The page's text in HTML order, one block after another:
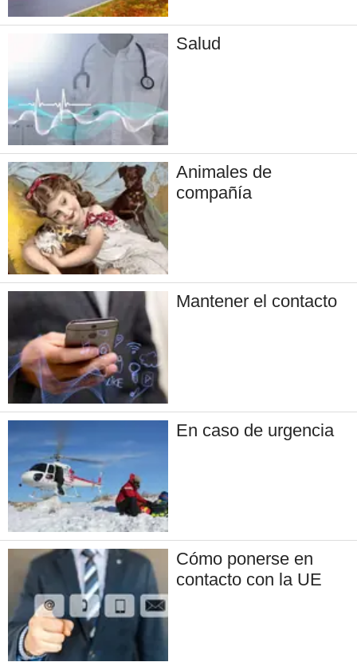
Salud
Animales de
compañía
Mantener el contacto
En caso de urgencia
Cómo ponerse en
contacto con la UE